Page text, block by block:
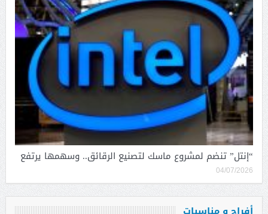
“إنتل” تنضم لمشروع ماسك لتصنيع الرقائق.. وسهمها يرتفع
04/07/2026